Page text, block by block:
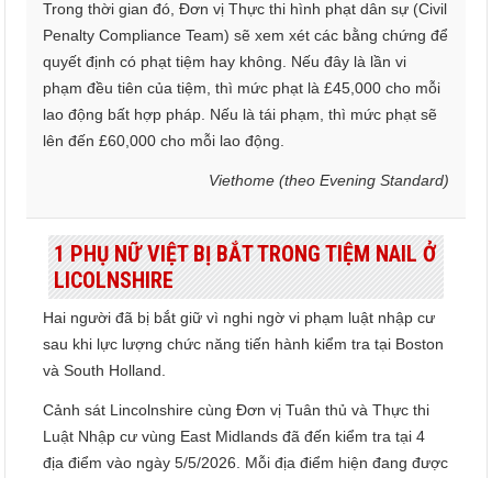
Trong thời gian đó, Đơn vị Thực thi hình phạt dân sự (Civil
Penalty Compliance Team) sẽ xem xét các bằng chứng để
quyết định có phạt tiệm hay không. Nếu đây là lần vi
phạm đều tiên của tiệm, thì mức phạt là £45,000 cho mỗi
lao động bất hợp pháp. Nếu là tái phạm, thì mức phạt sẽ
lên đến £60,000 cho mỗi lao động.
Viethome (theo Evening Standard)
1 PHỤ NỮ VIỆT BỊ BẮT TRONG TIỆM NAIL Ở
LICOLNSHIRE
Hai người đã bị bắt giữ vì nghi ngờ vi phạm luật nhập cư
sau khi lực lượng chức năng tiến hành kiểm tra tại Boston
và South Holland.
Cảnh sát Lincolnshire cùng Đơn vị Tuân thủ và Thực thi
Luật Nhập cư vùng East Midlands đã đến kiểm tra tại 4
địa điểm vào ngày 5/5/2026. Mỗi địa điểm hiện đang được